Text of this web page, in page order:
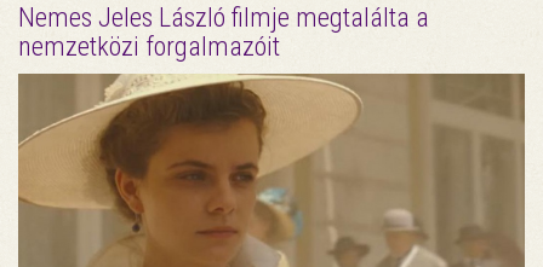
Nemes Jeles László filmje megtalálta a
nemzetközi forgalmazóit